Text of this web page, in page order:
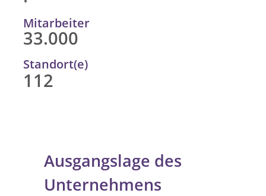
Mitarbeiter
33.000
Standort(e)
112
Ausgangslage des
Unternehmens